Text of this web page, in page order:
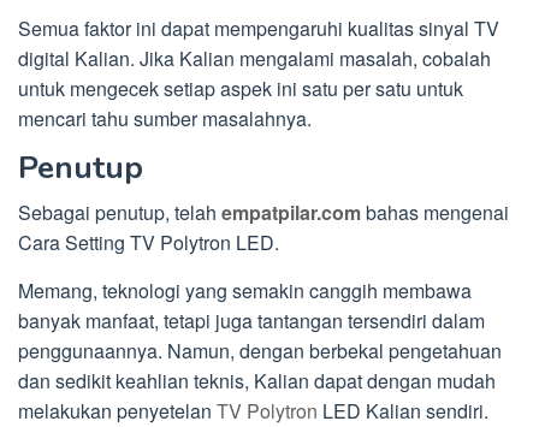
Semua faktor ini dapat mempengaruhi kualitas sinyal TV
digital Kalian. Jika Kalian mengalami masalah, cobalah
untuk mengecek setiap aspek ini satu per satu untuk
mencari tahu sumber masalahnya.
Penutup
Sebagai penutup, telah empatpilar.combahas mengenai
Cara Setting TV Polytron LED.
Memang, teknologi yang semakin canggih membawa
banyak manfaat, tetapi juga tantangan tersendiri dalam
penggunaannya. Namun, dengan berbekal pengetahuan
dan sedikit keahlian teknis, Kalian dapat dengan mudah
melakukan penyetelan TV Polytron LED Kalian sendiri.